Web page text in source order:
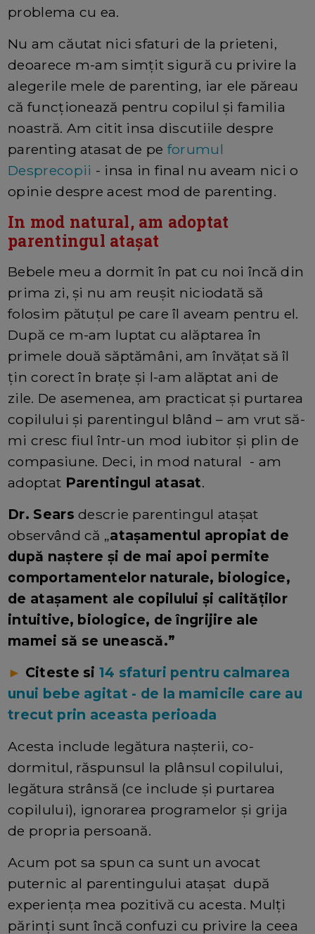
problema cu ea.
Nu am căutat nici sfaturi de la prieteni,
deoarece m-am simţit sigură cu privire la
alegerile mele de parenting, iar ele păreau
că funcţionează pentru copilul şi familia
noastră. Am citit insa discutiile despre
parenting atasat de pe forumul
Desprecopii - insa in final nu aveam nici o
opinie despre acest mod de parenting.
In mod natural, am adoptat
parentingul atașat
Bebele meu a dormit în pat cu noi încă din
prima zi, şi nu am reuşit niciodată să
folosim pătuţul pe care îl aveam pentru el.
După ce m-am luptat cu alăptarea în
primele două săptămâni, am învăţat să îl
ţin corect în braţe şi l-am alăptat ani de
zile. De asemenea, am practicat şi purtarea
copilului şi parentingul blând – am vrut să-
mi cresc fiul într-un mod iubitor şi plin de
compasiune. Deci, in mod natural - am
adoptat Parentingul atasat.
Dr. Sears descrie parentingul ataşat
observând că „ataşamentul apropiat de
după naştere şi de mai apoi permite
comportamentelor naturale, biologice,
de ataşament ale copilului şi calităţilor
intuitive, biologice, de îngrijire ale
mamei să se unească.”
► Citeste si 14 sfaturi pentru calmarea
unui bebe agitat - de la mamicile care au
trecut prin aceasta perioada
Acesta include legătura naşterii, co-
dormitul, răspunsul la plânsul copilului,
legătura strânsă (ce include şi purtarea
copilului), ignorarea programelor şi grija
de propria persoană.
Acum pot sa spun ca sunt un avocat
puternic al parentingului ataşat după
experienţa mea pozitivă cu acesta. Mulţi
părinţi sunt încă confuzi cu privire la ceea